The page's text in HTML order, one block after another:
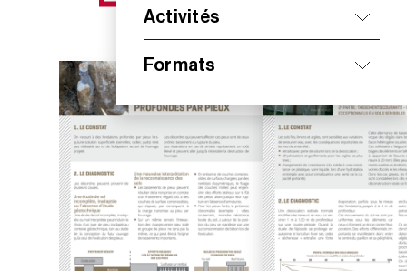
Activités
Formats